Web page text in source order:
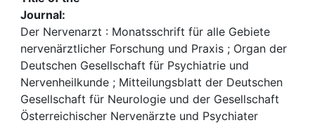
Journal:
Der Nervenarzt : Monatsschrift für alle Gebiete
nervenärztlicher Forschung und Praxis ; Organ der
Deutschen Gesellschaft für Psychiatrie und
Nervenheilkunde ; Mitteilungsblatt der Deutschen
Gesellschaft für Neurologie und der Gesellschaft
Österreichischer Nervenärzte und Psychiater